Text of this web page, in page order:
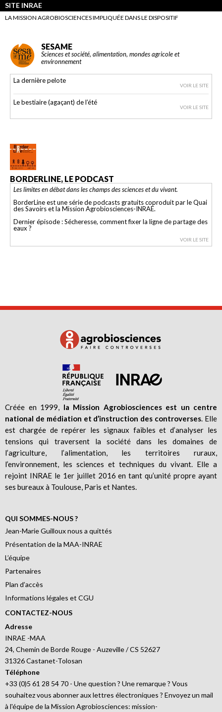
SITE INRAE
LA MISSION AGROBIOSCIENCES IMPLIQUÉE DANS LE DISPOSITIF
SESAME
Sciences et société, alimentation, mondes agricole et
environnement
La dernière pelote
VOIR LE SITE
Le bestiaire (agaçant) de l’été
VOIR LE SITE
BORDERLINE, LE PODCAST
Les limites en débat dans les champs des sciences et du vivant.
BorderLine est une série de podcasts gratuits coproduit par le Quai
des Savoirs et la Mission Agrobiosciences-INRAE.
Dernier épisode : Sécheresse, comment fixer la ligne de partage des
eaux ?
VOIR LE SITE
Créée en 1999,
la Mission Agrobiosciences est un centre
national de médiation et d’instruction des controverses . Elle
est chargée de repérer les signaux faibles et d’analyser les
tensions qui traversent la société dans les domaines de
l’agriculture, l’alimentation, les territoires ruraux,
l’environnement, les sciences et techniques du vivant. Elle a
rejoint INRAE le 1er juillet 2016 en tant qu’unité propre ayant
ses bureaux à Toulouse, Paris et Nantes.
QUI SOMMES-NOUS ?
Jean-Marie Guilloux nous a quittés
Présentation de la MAA-INRAE
L’équipe
Partenaires
Plan d’accès
Informations légales et CGU
CONTACTEZ-NOUS
Adresse
INRAE -MAA
24, Chemin de Borde Rouge - Auzeville / CS 52627
31326 Castanet-Tolosan
Téléphone
+33 (0)5 61 28 54 70 - Une question ? Une remarque ? Vous
souhaitez vous abonner aux lettres électroniques ? Envoyez un mail
à l'équipe de la Mission Agrobiosciences: mission-